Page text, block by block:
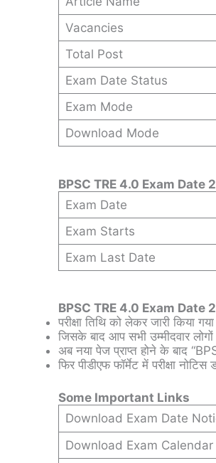
Vacancies
Total Post
Exam Date Status
Exam Mode
Download Mode
BPSC TRE 4.0 Exam
Exam Date
Exam Starts
Exam Last Date
BPSC TRE 4.0 Exam
परीक्षा तिथि को लेकर जारी किया
जिसके बाद आप सभी उम्मीदवार
अब नया पेज प्राप्त होने के बाद
फिर पीडीएफ फॉर्मेट में परीक्षा
Some Important Links
Download Exam Date
Download Exam Calendar